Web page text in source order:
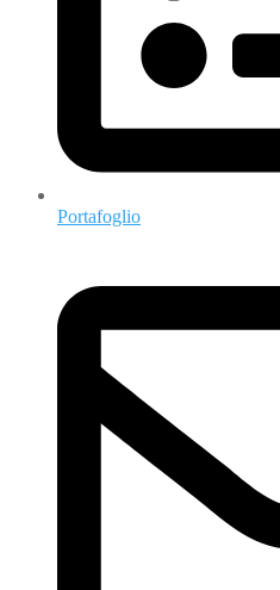
Portafoglio